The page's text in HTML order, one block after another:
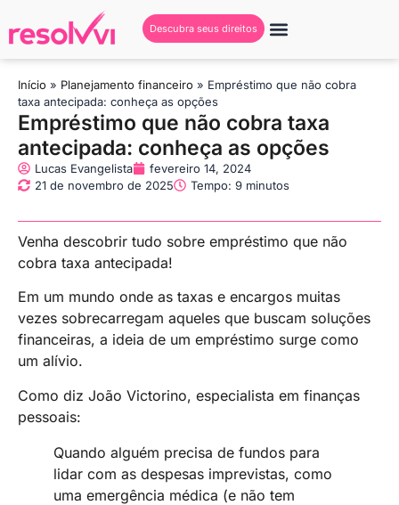
Descubra seus direitos
Início » Planejamento financeiro » Empréstimo que não cobra
taxa antecipada: conheça as opções
Empréstimo que não cobra taxa
antecipada: conheça as opções
Lucas Evangelista
fevereiro 14, 2024
21 de novembro de 2025
Tempo: 9 minutos
Venha descobrir tudo sobre empréstimo que não
cobra taxa antecipada!
Em um mundo onde as taxas e encargos muitas
vezes sobrecarregam aqueles que buscam soluções
financeiras, a ideia de um empréstimo surge como
um alívio.
Como diz João Victorino, especialista em finanças
pessoais:
Quando alguém precisa de fundos para
lidar com as despesas imprevistas, como
uma emergência médica (e não tem